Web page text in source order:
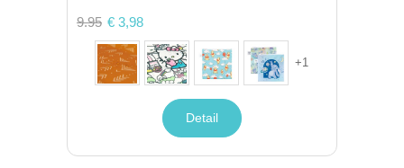
9.95 € 3,98
+1
Detail